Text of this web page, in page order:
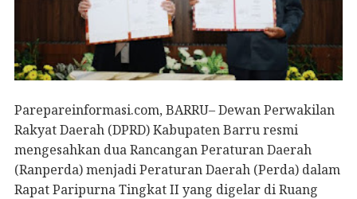
Parepareinformasi.com, BARRU– Dewan Perwakilan
Rakyat Daerah (DPRD) Kabupaten Barru resmi
mengesahkan dua Rancangan Peraturan Daerah
(Ranperda) menjadi Peraturan Daerah (Perda) dalam
Rapat Paripurna Tingkat II yang digelar di Ruang